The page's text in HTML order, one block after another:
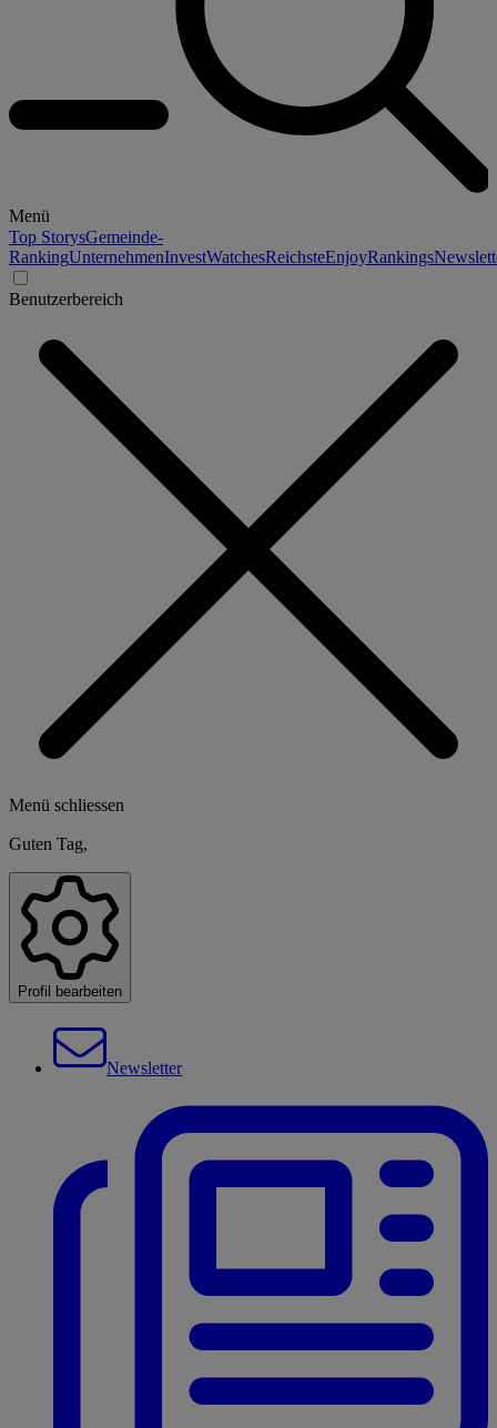
Menü
Top StorysGemeinde-
RankingUnternehmenInvestWatchesReichsteEnjoyRankings
Benutzerbereich
Menü schliessen
Guten Tag,
Profil bearbeiten
Newsletter